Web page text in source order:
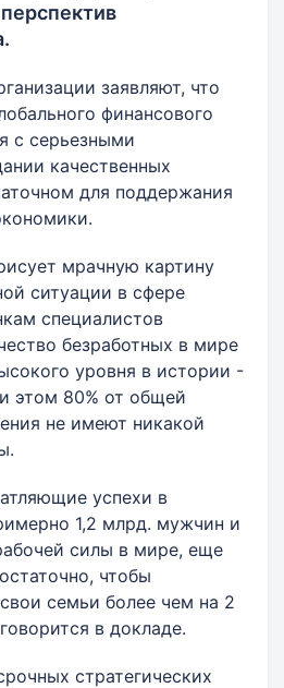
заявляют, что
финансового
с серьезными
качественных
для поддержания
мрачную картину
ситуации в сфере
специалистов
безработных в мире
уровня в истории -
этом 80% от общей
не имеют никакой
успехи в
1,2 млрд. мужчин и
силы в мире, еще
чтобы
семьи более чем на 2
в докладе.
стратегических